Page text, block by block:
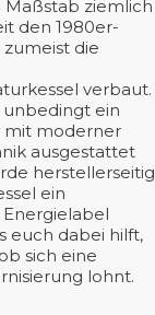
ziemlich
den 1980er-
die
verbaut.
ein
mit moderner
ausgestattet
herstellerseitig
ein
euch dabei hilft,
sich eine
lohnt.